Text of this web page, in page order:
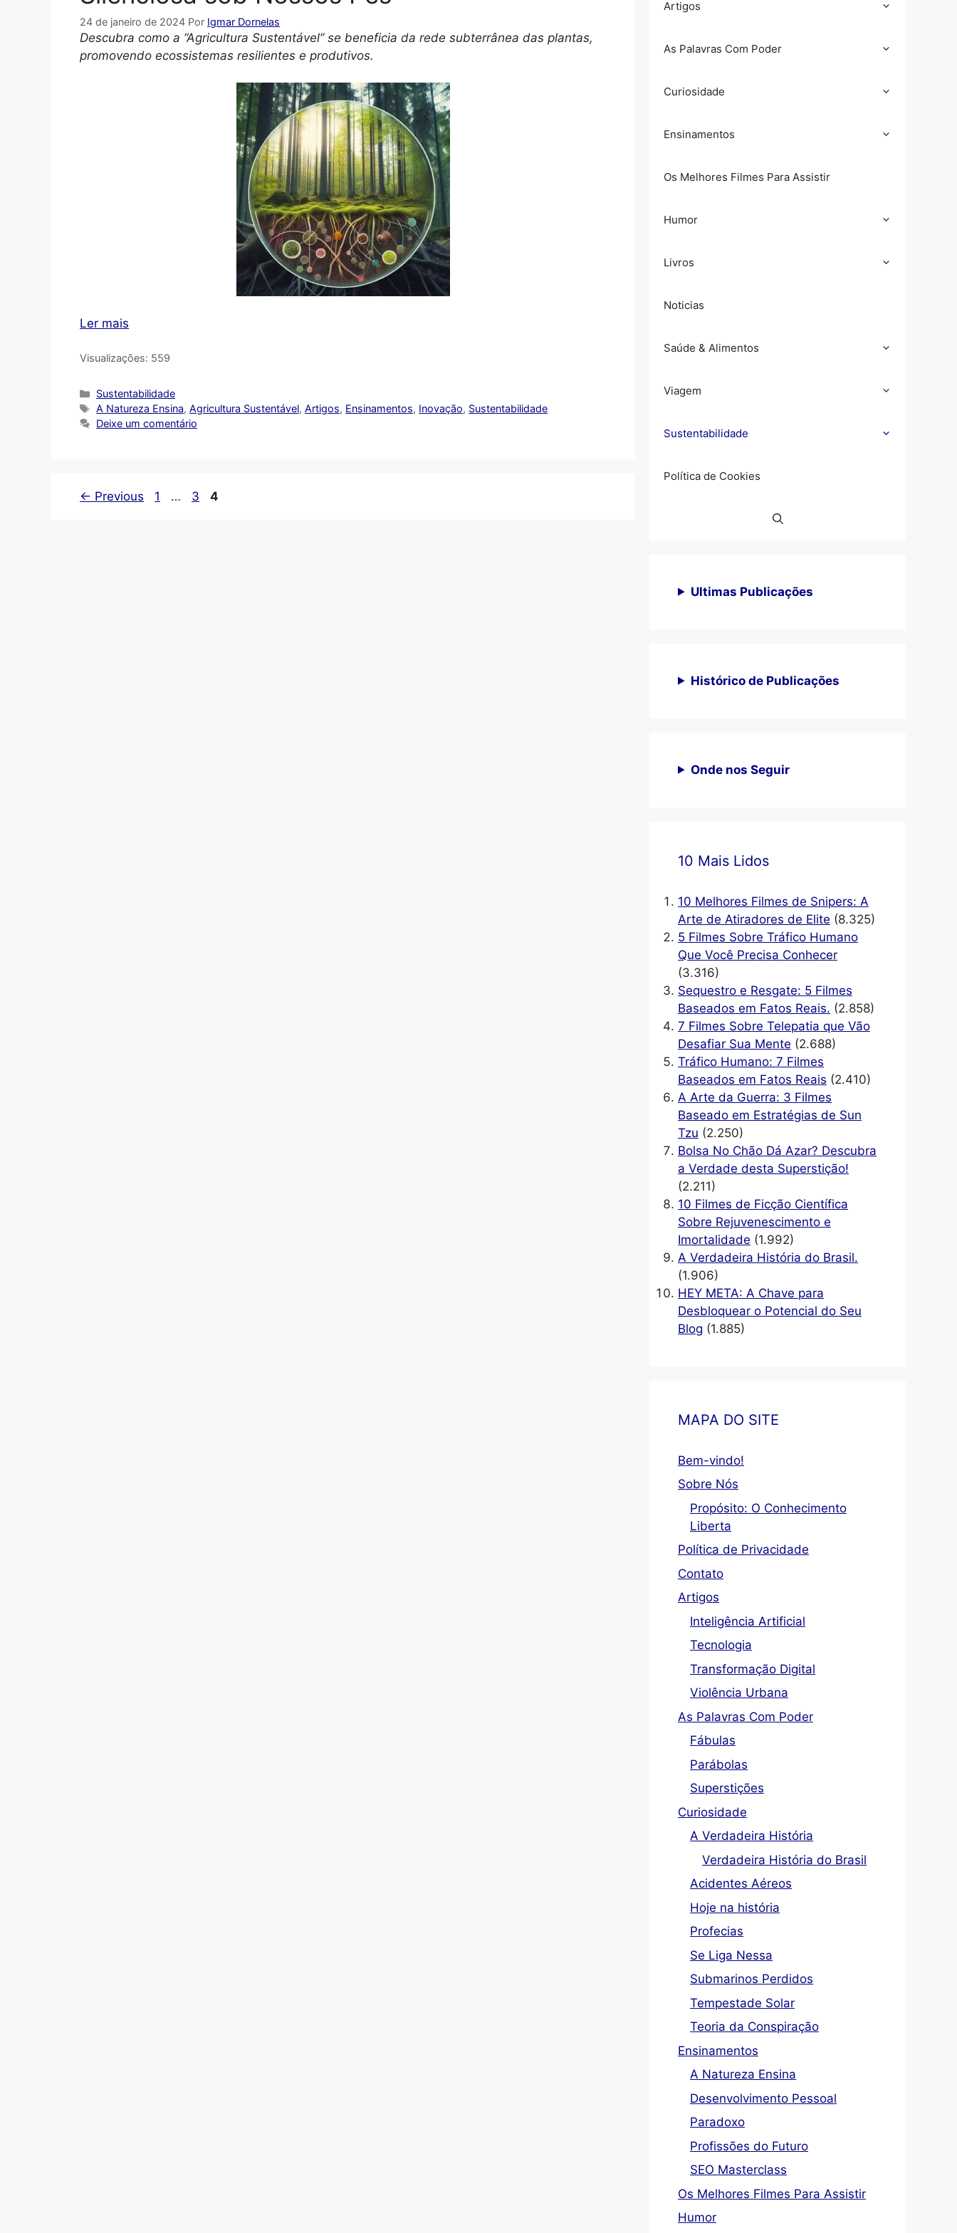
24 de janeiro de 2024 Por Igmar Dornelas
Descubra como a “Agricultura Sustentável” se beneficia da rede subterrânea das plantas,
promovendo ecossistemas resilientes e produtivos.
Ler mais
Visualizações: 559
Categorias
Sustentabilidade
Tags
A Natureza Ensina,Agricultura Sustentável,Artigos, Ensinamentos, Inovação, Sustentabilidade
Deixe um comentário
← Previous Page
1 … Page
3 Page
4
Artigos
As Palavras Com Poder
Curiosidade
Ensinamentos
Os Melhores Filmes Para Assistir
Humor
Livros
Noticias
Saúde & Alimentos
Viagem
Sustentabilidade
Política de Cookies
Ultimas Publicações
Histórico de Publicações
Onde nos Seguir
10 Mais Lidos
10 Melhores Filmes de Snipers: A
Arte de Atiradores de Elite (8.325)
5 Filmes Sobre Tráfico Humano
Que Você Precisa Conhecer
(3.316)
Sequestro e Resgate: 5 Filmes
Baseados em Fatos Reais. (2.858)
7 Filmes Sobre Telepatia que Vão
Desafiar Sua Mente (2.688)
Tráfico Humano: 7 Filmes
Baseados em Fatos Reais (2.410)
A Arte da Guerra: 3 Filmes
Baseado em Estratégias de Sun
Tzu (2.250)
Bolsa No Chão Dá Azar? Descubra
a Verdade desta Superstição!
(2.211)
10 Filmes de Ficção Científica
Sobre Rejuvenescimento e
Imortalidade (1.992)
A Verdadeira História do Brasil.
(1.906)
HEY META: A Chave para
Desbloquear o Potencial do Seu
Blog (1.885)
MAPA DO SITE
Bem-vindo!
Sobre Nós
Propósito: O Conhecimento
Liberta
Política de Privacidade
Contato
Artigos
Inteligência Artificial
Tecnologia
Transformação Digital
Violência Urbana
As Palavras Com Poder
Fábulas
Parábolas
Superstições
Curiosidade
A Verdadeira História
Verdadeira História do Brasil
Acidentes Aéreos
Hoje na história
Profecias
Se Liga Nessa
Submarinos Perdidos
Tempestade Solar
Teoria da Conspiração
Ensinamentos
A Natureza Ensina
Desenvolvimento Pessoal
Paradoxo
Profissões do Futuro
SEO Masterclass
Os Melhores Filmes Para Assistir
Humor